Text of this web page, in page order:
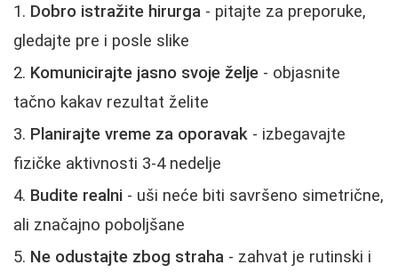
Dobro istražite hirurga - pitajte za preporuke,
gledajte pre i posle slike
Komunicirajte jasno svoje želje - objasnite
tačno kakav rezultat želite
Planirajte vreme za oporavak - izbegavajte
fizičke aktivnosti 3-4 nedelje
Budite realni - uši neće biti savršeno simetrične,
ali značajno poboljšane
Ne odustajte zbog straha - zahvat je rutinski i